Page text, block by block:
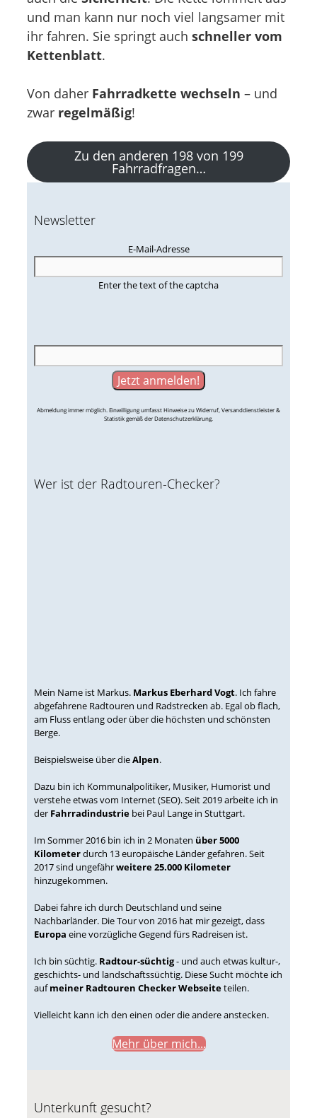
und man kann nur noch viel langsamer mit
ihr fahren. Sie springt auch schneller vom
Kettenblatt.
Von daher Fahrradkette wechseln – und
zwar regelmäßig!
Zu den anderen 198 von 199
Fahrradfragen…
Newsletter
E-Mail-Adresse
Enter the text of the captcha
Abmeldung immer möglich. Einwilligung umfasst Hinweise zu Widerruf, Versanddienstleister &
Statistik gemäß der Datenschutzerklärung.
Wer ist der Radtouren-Checker?
Mein Name ist Markus. Markus Eberhard Vogt. Ich fahre
abgefahrene Radtouren und Radstrecken ab. Egal ob flach,
am Fluss entlang oder über die höchsten und schönsten
Berge.
Beispielsweise über dieAlpen.
Dazu bin ich Kommunalpolitiker, Musiker, Humorist und
verstehe etwas vom Internet (SEO). Seit 2019 arbeite ich in
der Fahrradindustrie bei Paul Lange in Stuttgart.
Im Sommer 2016 bin ich in 2 Monaten über 5000
Kilometerdurch 13 europäische Länder gefahren. Seit
2017 sind ungefährweitere 25.000 Kilometer
hinzugekommen.
Dabei fahre ich durch Deutschland und seine
Nachbarländer. Die Tour von 2016 hat mir gezeigt, dass
Europa eine vorzügliche Gegend fürs Radreisen ist.
Ich bin süchtig. Radtour-süchtig- und auch etwas kultur-,
geschichts- und landschaftssüchtig. Diese Sucht möchte ich
aufmeiner Radtouren Checker Webseiteteilen.
Vielleicht kann ich den einen oder die andere anstecken.
Mehr über mich...
Unterkunft gesucht?